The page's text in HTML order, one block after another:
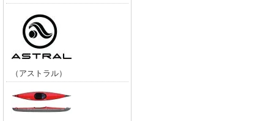
（アストラル）